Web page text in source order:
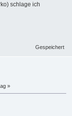
schlage ich
Gespeichert
»